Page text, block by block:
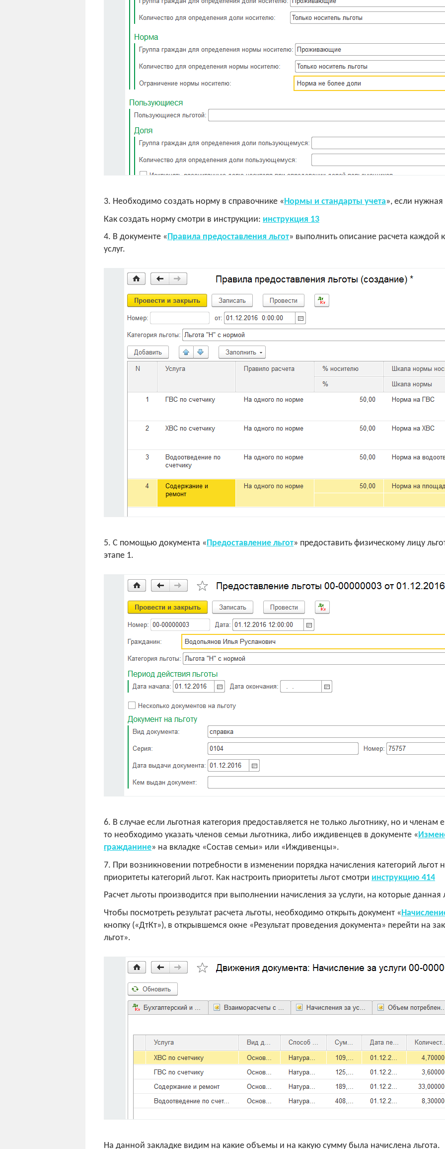
3. Необходимо создать норму в справочнике «Нормы и стандарты учета», если
Как создать норму смотри в инструкции: инструкция 13
4. В документе «Правила предоставления льгот» выполнить описание расчета каждой
услуг.
5. С помощью документа «Предоставление льгот» предоставить физическому лицу
этапе 1.
6. В случае если льготная категория предоставляется не только льготнику, но и
то необходимо указать членов семьи льготника, либо иждивенцев в документе «
гражданине» на вкладке «Состав семьи» или «Иждивенцы».
7. При возникновении потребности в изменении порядка начисления категорий льгот
приоритеты категорий льгот. Как настроить приоритеты льгот смотри инструкцию 414
Расчет льготы производится при выполнении начисления за услуги, на которые данная
Чтобы посмотреть результат расчета льготы, необходимо открыть документ «
кнопку («ДтКт»), в открывшемся окне «Результат проведения документа» перейти на
льгот».
На данной закладке видим на какие объемы и на какую сумму была начислена льгота.